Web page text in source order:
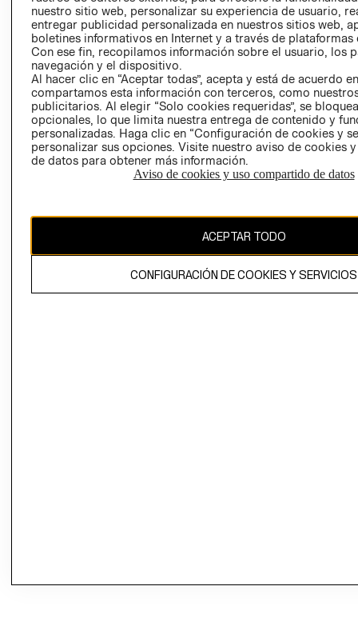
RECLAMOS
Colombia ($)
CAMBIAR REGIÓN
propiedad de H&M Hennes & Mauritz AB.
nuestro sitio web, personalizar su experiencia de usuario,
entregar publicidad personalizada en nuestros sitios web,
boletines informativos en Internet y a través de plataformas
Con ese fin, recopilamos información sobre el usuario, los
navegación y el dispositivo.
Al hacer clic en “Aceptar todas”, acepta y está de acuerdo
compartamos esta información con terceros, como
publicitarios. Al elegir “Solo cookies requeridas”, se
opcionales, lo que limita nuestra entrega de contenido y
personalizadas. Haga clic en “Configuración de cookies y
personalizar sus opciones. Visite nuestro aviso de cookies
de datos para obtener más información.
Aviso de cookies y uso compartido de datos
ACEPTAR TODO
CONFIGURACIÓN DE COOKIES Y SERVICIOS